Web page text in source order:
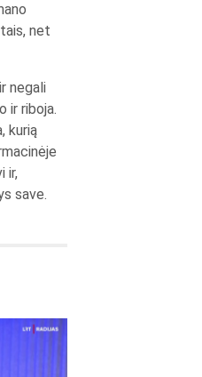
net
negali
ir riboja.
kurią
ir,
save.